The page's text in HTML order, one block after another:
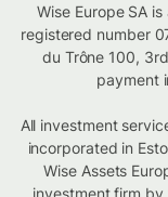
Wise Europe SA
registered number
du Trône 100,
payment
All investment
incorporated in
Wise Assets
investment firm by